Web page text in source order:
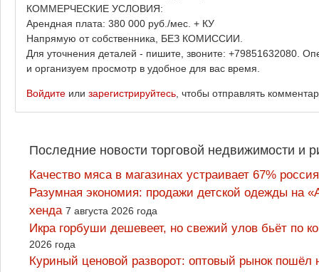
КОММЕРЧЕСКИЕ УСЛОВИЯ:
Арендная плата: 380 000 руб./мес. + КУ
Напрямую от собственника, БЕЗ КОМИССИИ.
Для уточнения деталей - пишите, звоните: +79851632080.
и организуем просмотр в удобное для вас время.
Войдите или зарегистрируйтесь , чтобы отправлять
Последние новости торговой недвижимости и
Качество мяса в магазинах устраивает 67%
Разумная экономия: продажи детской одежды на
хенда 7 августа 2026 года
Икра горбуши дешевеет, но свежий улов бьёт по
2026 года
Куриный ценовой разворот: оптовый рынок